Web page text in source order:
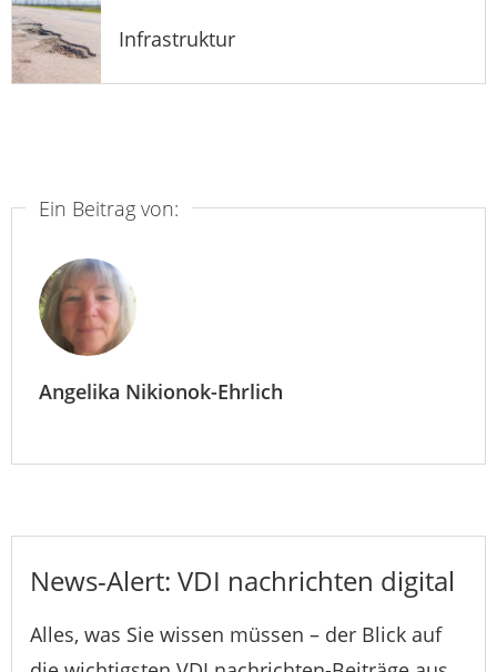
Infrastruktur
Ein Beitrag von:
Angelika Nikionok-Ehrlich
News-Alert: VDI nachrichten digital
Alles, was Sie wissen müssen – der Blick auf